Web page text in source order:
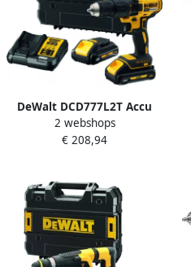
DeWalt DCD777L2T Accu
schroefboor | 18v 3.0Ah Li-
ion DCD777L2T-QW
2 webshops
€ 208,94